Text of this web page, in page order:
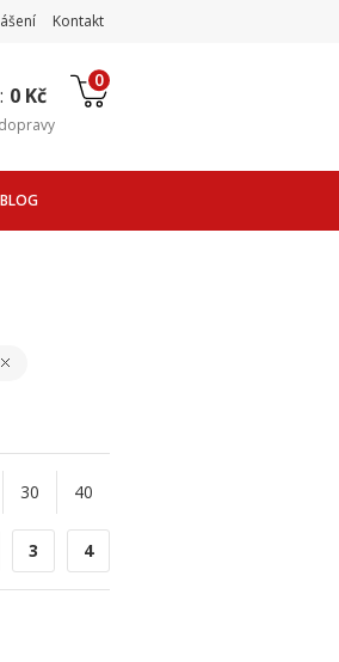
Kontakt
0 Kč
0
dopravy
BLOG
30 40
3 4